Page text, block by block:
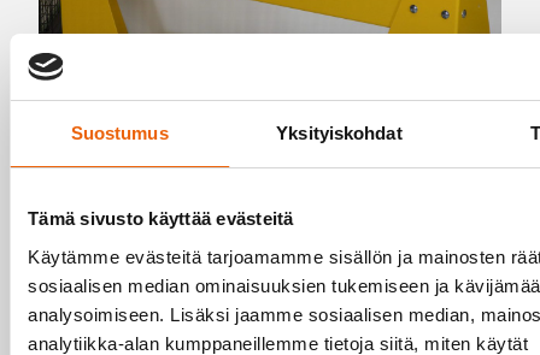
Suostumus Yksityiskohdat
Tämä sivusto käyttää evästeitä
Käytämme evästeitä tarjoamamme sisällön ja mainosten
sosiaalisen median ominaisuuksien tukemiseen ja
analysoimiseen. Lisäksi jaamme sosiaalisen median,
analytiikka-alan kumppaneillemme tietoja siitä, miten käytät